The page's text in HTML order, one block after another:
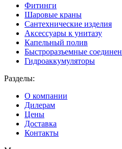
Фитинги
Шаровые краны
Сантехнические изделия
Аксессуары к унитазу
Капельный полив
Быстроразъемные
Гидроаккумуляторы
Разделы:
О компании
Дилерам
Цены
Доставка
Контакты